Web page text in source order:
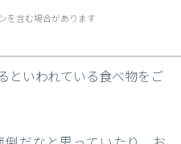
を含む場合があります
といわれている食べ物をご